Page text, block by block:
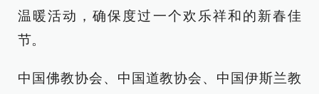
温暖活动，确保度过一个欢乐祥和的新春佳
节。
中国佛教协会、中国道教协会、中国伊斯兰教